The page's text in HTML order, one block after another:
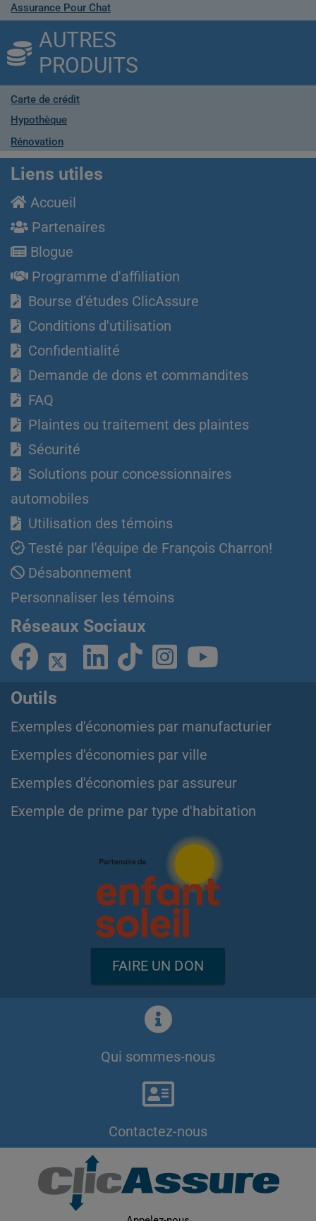
Assurance Pour Chat
AUTRES
PRODUITS
Carte de crédit
Hypothèque
Rénovation
Liens utiles
Accueil
Partenaires
Blogue
Programme d'affiliation
Bourse d’études ClicAssure
Conditions d'utilisation
Confidentialité
Demande de dons et commandites
FAQ
Plaintes ou traitement des plaintes
Sécurité
Solutions pour concessionnaires
automobiles
Utilisation des témoins
Testé par l'équipe de François Charron!
Désabonnement
Personnaliser les témoins
Réseaux Sociaux
Outils
Exemples d'économies par manufacturier
Exemples d'économies par ville
Exemples d'économies par assureur
Exemple de prime par type d'habitation
FAIRE UN DON
Qui sommes-nous
Contactez-nous